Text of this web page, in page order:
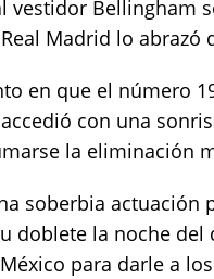
vestidor Bellingham
Madrid lo abrazó
en que el número
con una
la eliminación
soberbia actuación
doblete la noche
para darle a